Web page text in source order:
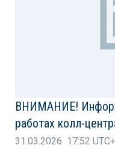
ВНИМАНИЕ!
работах колл-
31.03.2026 17:52